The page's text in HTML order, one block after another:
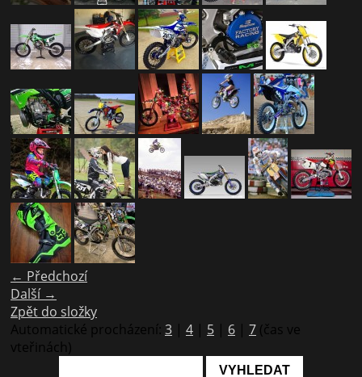
← Předchozí
Další →
Zpět do složky
Automatické procházení: 3 | 4 | 5 | 6 | 7 (čas ve
vteřinách)